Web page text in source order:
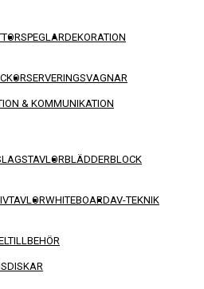
SPEGLARDEKORATION
SERVERINGSVAGNAR
& KOMMUNIKATION
BLÄDDERBLOCK
WHITEBOARDAV-TEKNIK